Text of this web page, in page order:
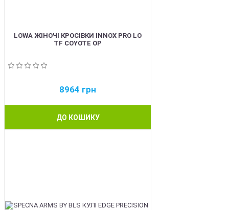
LOWA ЖІНОЧІ КРОСІВКИ INNOX PRO LO
TF COYOTE OP
8964 грн
ДО КОШИКУ